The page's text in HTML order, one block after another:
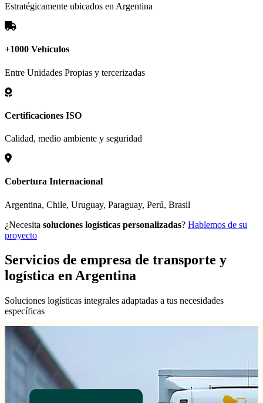
Estratégicamente ubicados en Argentina
+1000 Vehículos
Entre Unidades Propias y tercerizadas
Certificaciones ISO
Calidad, medio ambiente y seguridad
Cobertura Internacional
Argentina, Chile, Uruguay, Paraguay, Perú, Brasil
¿Necesita soluciones logísticas personalizadas? Hablemos de su
proyecto
Servicios de empresa de transporte y
logística en Argentina
Soluciones logísticas integrales adaptadas a tus necesidades
específicas